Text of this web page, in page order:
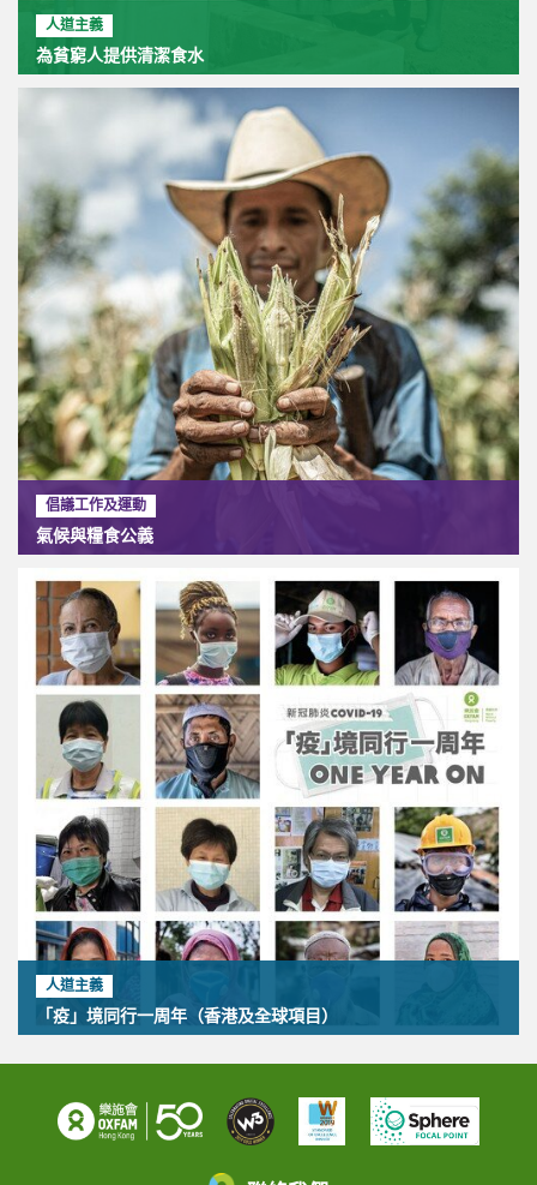
人道主義
為貧窮人提供清潔食水
倡議工作及運動
氣候與糧食公義
人道主義
「疫」境同行一周年（香港及全球項目）